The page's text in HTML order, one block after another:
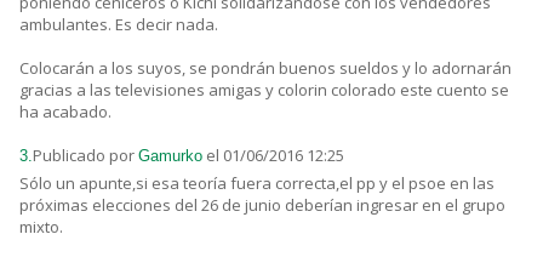
ambulantes. Es decir nada.
Colocarán a los suyos, se pondrán buenos sueldos y lo adornarán
gracias a las televisiones amigas y colorin colorado este cuento se
ha acabado.
3. Publicado por Gamurko el 01/06/2016 12:25
Sólo un apunte,si esa teoría fuera correcta,el pp y el psoe en las
próximas elecciones del 26 de junio deberían ingresar en el grupo
mixto.